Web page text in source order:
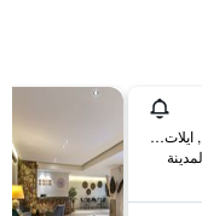
106/1 Haalmogim St., ايلات, HaDarom (Southern), اسرائيل